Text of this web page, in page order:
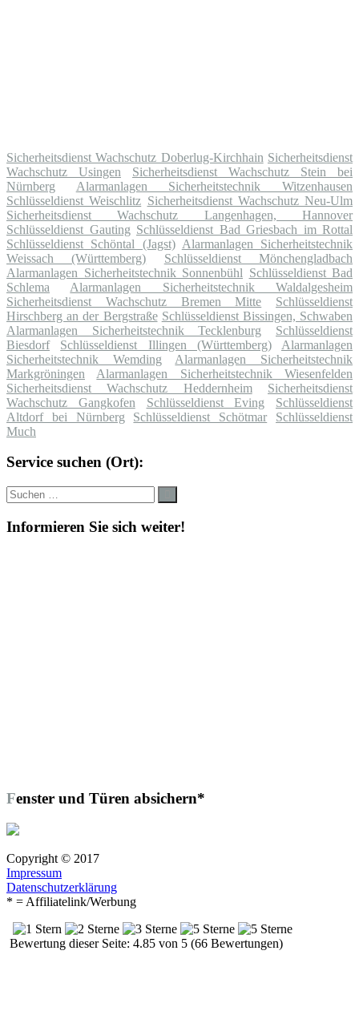
Sicherheitsdienst Wachschutz Doberlug-Kirchhain Sicherheitsdienst
Wachschutz Usingen
Sicherheitsdienst Wachschutz Stein bei
Nürnberg
Alarmanlagen Sicherheitstechnik Witzenhausen
Schlüsseldienst Weischlitz Sicherheitsdienst Wachschutz Neu-Ulm
Sicherheitsdienst Wachschutz Langenhagen, Hannover
Schlüsseldienst Gauting Schlüsseldienst Bad Griesbach im Rottal
Schlüsseldienst Schöntal (Jagst) Alarmanlagen Sicherheitstechnik
Weissach (Württemberg)
Schlüsseldienst Mönchengladbach
Alarmanlagen Sicherheitstechnik Sonnenbühl Schlüsseldienst Bad
Schlema
Alarmanlagen Sicherheitstechnik Waldalgesheim
Sicherheitsdienst Wachschutz Bremen Mitte
Schlüsseldienst
Hirschberg an der Bergstraße Schlüsseldienst Bissingen, Schwaben
Alarmanlagen Sicherheitstechnik Tecklenburg
Schlüsseldienst
Biesdorf
Schlüsseldienst Illingen (Württemberg)
Alarmanlagen
Sicherheitstechnik Wemding
Alarmanlagen Sicherheitstechnik
Markgröningen
Alarmanlagen Sicherheitstechnik Wiesenfelden
Sicherheitsdienst Wachschutz Heddernheim
Sicherheitsdienst
Wachschutz Gangkofen
Schlüsseldienst Eving
Schlüsseldienst
Altdorf bei Nürnberg
Schlüsseldienst Schötmar
Schlüsseldienst
Much
Service suchen (Ort):
Suche
nach:
Informieren Sie sich weiter!
Fenster und Türen absichern*
Copyright © 2017
Impressum
Datenschutzerklärung
* = Affiliatelink/Werbung
Bewertung dieser Seite: 4.85 von 5 (66 Bewertungen)